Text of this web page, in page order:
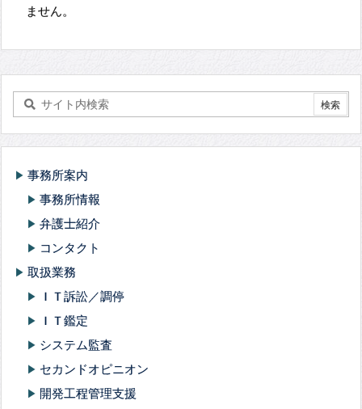
ません。
play_arrow 事務所案内
play_arrow 事務所情報
play_arrow 弁護士紹介
play_arrow コンタクト
play_arrow 取扱業務
play_arrow ＩＴ訴訟／調停
play_arrow ＩＴ鑑定
play_arrow システム監査
play_arrow セカンドオピニオン
play_arrow 開発工程管理支援